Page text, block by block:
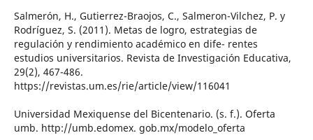
Salmerón, H., Gutierrez-Braojos, C., Salmeron-Vilchez, P. y
Rodríguez, S. (2011). Metas de logro, estrategias de
regulación y rendimiento académico en dife- rentes
estudios universitarios. Revista de Investigación Educativa,
29(2), 467-486.
https://revistas.um.es/rie/article/view/116041
Universidad Mexiquense del Bicentenario. (s. f.). Oferta
umb. http://umb.edomex. gob.mx/modelo_oferta